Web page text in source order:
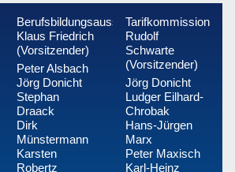
Berufsbildungsausschuss
Klaus Friedrich
(Vorsitzender)
Peter Alsbach
Jörg Donicht
Stephan
Draack
Dirk
Münstermann
Karsten
Robertz
Tarifkommission
Rudolf
Schwarte
(Vorsitzender)
Jörg Donicht
Ludger Eilhard-
Chrobak
Hans-Jürgen
Marx
Peter Maxisch
Karl-Heinz